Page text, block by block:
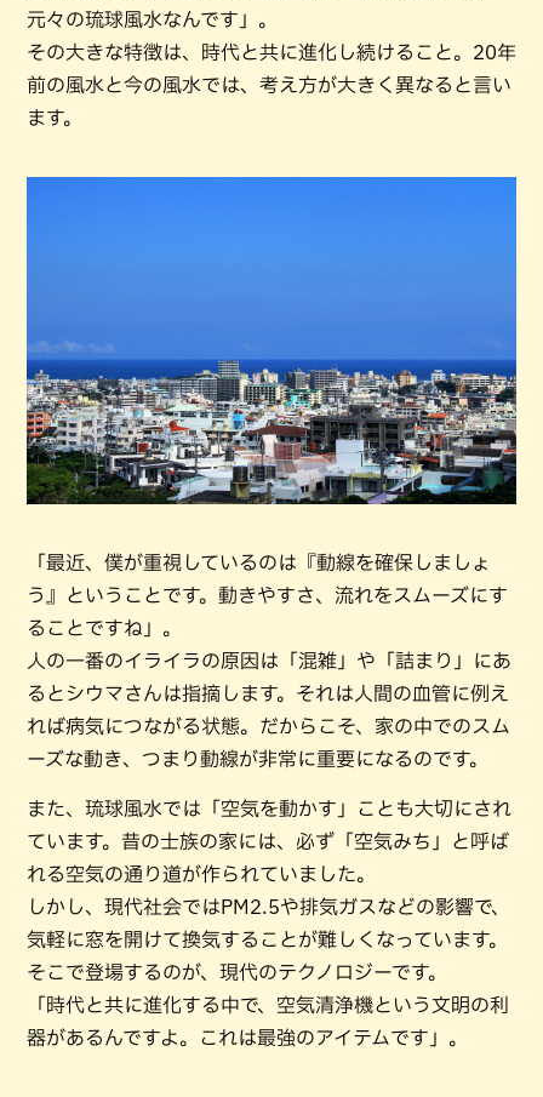
元々の琉球風水なんです」。
その大きな特徴は、時代と共に進化し続けること。20年
前の風水と今の風水では、考え方が大きく異なると言い
ます。
「最近、僕が重視しているのは『動線を確保しましょ
う』ということです。動きやすさ、流れをスムーズにす
ることですね」。
人の一番のイライラの原因は「混雑」や「詰まり」にあ
るとシウマさんは指摘します。それは人間の血管に例え
れば病気につながる状態。だからこそ、家の中でのスム
ーズな動き、つまり動線が非常に重要になるのです。
また、琉球風水では「空気を動かす」ことも大切にされ
ています。昔の士族の家には、必ず「空気みち」と呼ば
れる空気の通り道が作られていました。
しかし、現代社会ではPM2.5や排気ガスなどの影響で、
気軽に窓を開けて換気することが難しくなっています。
そこで登場するのが、現代のテクノロジーです。
「時代と共に進化する中で、空気清浄機という文明の利
器があるんですよ。これは最強のアイテムです」。